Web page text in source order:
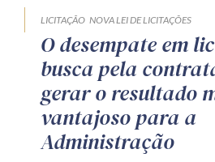
LICITAÇÃO NOVA LEI DE LICITAÇÕES
O desempate em
busca pela
gerar o resultado
vantajoso para a
Administração